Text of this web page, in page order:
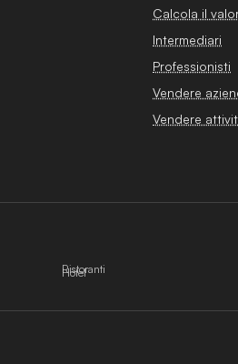
Calcola il
Intermediari
Professionisti
Vendere
Vendere
Ristoranti
Hotel